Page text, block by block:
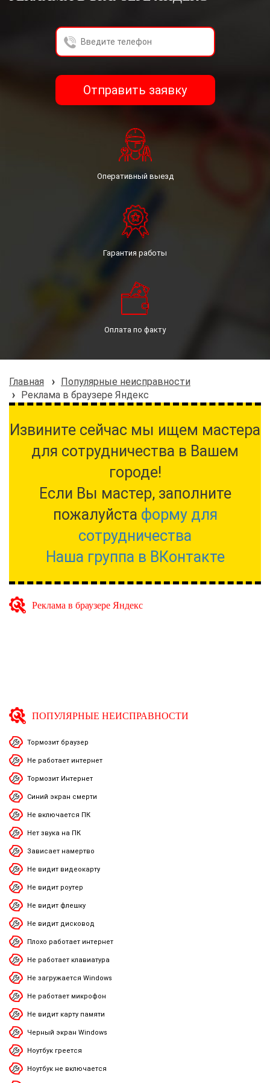
Отправить заявку
Оперативный выезд
Гарантия работы
Оплата по факту
Главная
Популярные неисправности
Реклама в браузере Яндекс
Извините сейчас мы ищем мастера
для сотрудничества в Вашем
городе!
Если Вы мастер, заполните
пожалуйста форму для
сотрудничества
Наша группа в ВКонтакте
Реклама в браузере Яндекс
ПОПУЛЯРНЫЕ НЕИСПРАВНОСТИ
Тормозит браузер
Не работает интернет
Тормозит Интернет
Синий экран смерти
Не включается ПК
Нет звука на ПК
Зависает намертво
Не видит видеокарту
Не видит роутер
Не видит флешку
Не видит дисковод
Плохо работает интернет
Не работает клавиатура
Не загружается Windows
Не работает микрофон
Не видит карту памяти
Черный экран Windows
Ноутбук греется
Ноутбук не включается
выражают свою заинтересованность и полное
согласие, что обработка их персональных данных
может включать в себя следующие действия:
уточнение (обновление, изменение),
использование, уничтожение.
Гражданин гарантирует: информация, им
достоверной; при предоставлении информации
не нарушается действующее законодательство
Российской Федерации, законные права и
информация заполнена Гражданина в отношении
Федеральный закон «О персональных данных» (№